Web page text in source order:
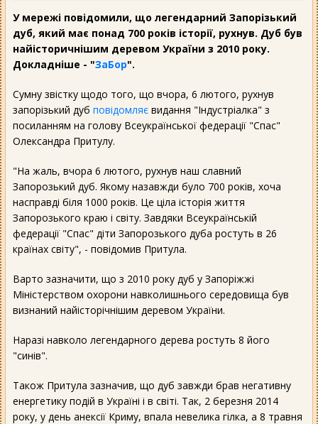
У мережі повідомили, що легендарний Запорізький
дуб, який має понад 700 років історії, рухнув. Дуб був
найісторичнішим деревом України з 2010 року.
Докладніше - "ЗаБор".
Сумну звістку щодо того, що вчора, 6 лютого, рухнув
запорізький дуб повідомляє видання "Індустріалка" з
посиланням на голову Всеукраїнської федерації "Спас"
Олександра Притулу.
"На жаль, вчора 6 лютого, рухнув наш славний
Запорозький дуб. Якому назавжди було 700 років, хоча
насправді біля 1000 років. Це ціла історія життя
Запорозького краю і світу. Завдяки Всеукраїнській
федерації "Спас" діти Запорозького дуба ростуть в 26
країнах світу", - повідомив Притула.
Варто зазначити, що з 2010 року дуб у Запоріжжі
Міністерством охорони навколишнього середовища був
визнаний найісторічнішим деревом України.
Наразі навколо легендарного дерева ростуть 8 його
"синів".
Також Притула зазначив, що дуб завжди брав негативну
енергетику подій в Україні і в світі. Так, 2 березня 2014
року, у день анексії Криму, впала невелика гілка, а 8 травня